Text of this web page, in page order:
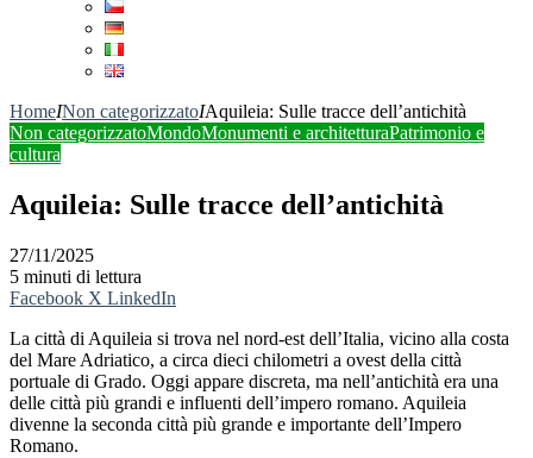
HomeINon categorizzatoIAquileia: Sulle tracce dell’antichità
Non categorizzatoMondoMonumenti e architetturaPatrimonio e
cultura
Aquileia: Sulle tracce dell’antichità
27/11/2025
5 minuti di lettura
Facebook X LinkedIn
La città di Aquileia si trova nel nord-est dell’Italia, vicino alla costa
del Mare Adriatico, a circa dieci chilometri a ovest della città
portuale di Grado. Oggi appare discreta, ma nell’antichità era una
delle città più grandi e influenti dell’impero romano. Aquileia
divenne la seconda città più grande e importante dell’Impero
Romano.